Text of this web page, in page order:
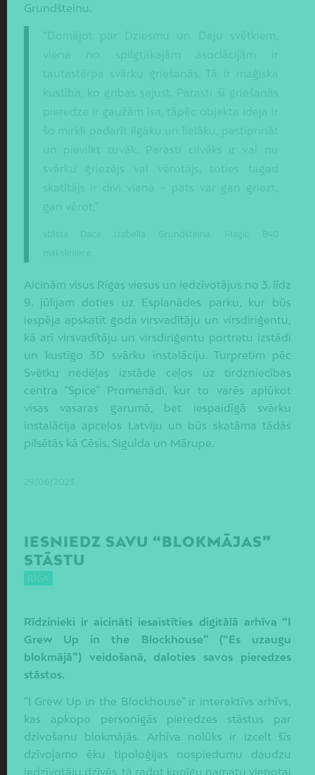
Grundšteinu.
Aicinām visus Rīgas viesus un iedzīvotājus no 3. līdz
9. jūlijam doties uz Esplanādes parku, kur būs
iespēja apskatīt goda virsvadītāju un virsdiriģentu,
kā arī virsvadītāju un virsdiriģentu portretu izstādi
un kustīgo 3D svārku instalāciju. Turpretim pēc
Svētku nedēļas izstāde ceļos uz tirdzniecības
centra “Spice” Promenādi, kur to varēs aplūkot
visas vasaras garumā, bet iespaidīgā svārku
instalācija apceļos Latviju un būs skatāma tādās
pilsētās kā Cēsis, Sigulda un Mārupe.
IESNIEDZ SAVU “BLOKMĀJAS”
STĀSTU
RĪGA
Rīdzinieki ir aicināti iesaistīties digitālā arhīva “I
Grew Up in the Blockhouse” (“Es uzaugu
blokmājā”) veidošanā, daloties savos pieredzes
stāstos.
“I Grew Up in the Blockhouse” ir interaktīvs arhīvs,
kas apkopo personīgās pieredzes stāstus par
dzīvošanu blokmājās. Arhīva nolūks ir izcelt šīs
dzīvojamo ēku tipoloģijas nospiedumu daudzu
iedzīvotāju dzīvēs, tā radot kopīgu pamatu vienotai